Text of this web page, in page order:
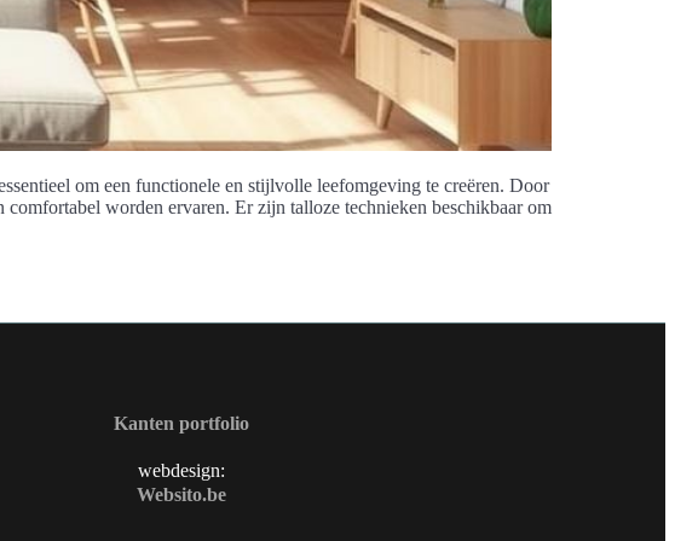
om een functionele en stijlvolle leefomgeving te creëren. Door
worden ervaren. Er zijn talloze technieken beschikbaar om
Kanten portfolio
webdesign:
Websito.be